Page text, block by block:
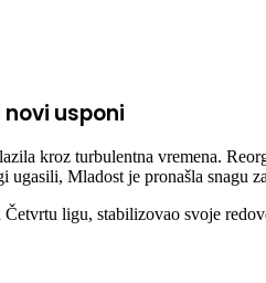
novi usponi
kroz turbulentna vremena.
ugasili, Mladost je pronašla snagu
Četvrtu ligu, stabilizovao svoje